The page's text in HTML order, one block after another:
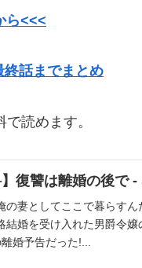
ら<<<
終話までまとめ
読めます。
】復讐は離婚の後で
の妻としてここで暮らす
結婚を受け入れた男爵令
婚予告だった!...